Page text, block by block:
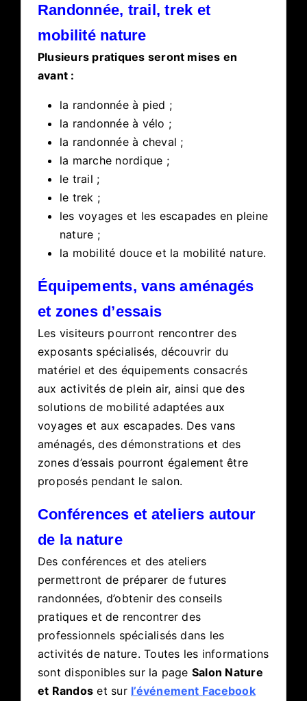
Randonnée, trail, trek et
mobilité nature
Plusieurs pratiques seront mises en
avant :
la randonnée à pied ;
la randonnée à vélo ;
la randonnée à cheval ;
la marche nordique ;
le trail ;
le trek ;
les voyages et les escapades en pleine
nature ;
la mobilité douce et la mobilité nature.
Équipements, vans aménagés
et zones d’essais
Les visiteurs pourront rencontrer des
exposants spécialisés, découvrir du
matériel et des équipements consacrés
aux activités de plein air, ainsi que des
solutions de mobilité adaptées aux
voyages et aux escapades. Des vans
aménagés, des démonstrations et des
zones d’essais pourront également être
proposés pendant le salon.
Conférences et ateliers autour
de la nature
Des conférences et des ateliers
permettront de préparer de futures
randonnées, d’obtenir des conseils
pratiques et de rencontrer des
professionnels spécialisés dans les
activités de nature. Toutes les informations
sont disponibles sur la page Salon Nature
et Randos et sur l’événement Facebook